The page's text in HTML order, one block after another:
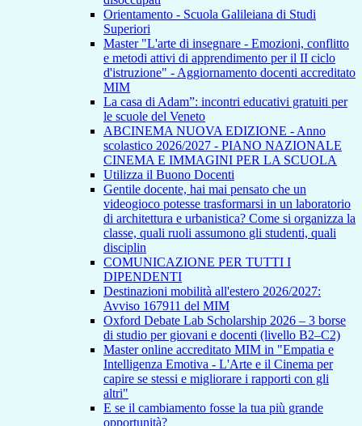
Orientamento - Scuola Galileiana di Studi
Superiori
Master "L'arte di insegnare - Emozioni, conflitto
e metodi attivi di apprendimento per il II ciclo
d'istruzione" - Aggiornamento docenti accreditato
MIM
La casa di Adam”: incontri educativi gratuiti per
le scuole del Veneto
ABCINEMA NUOVA EDIZIONE - Anno
scolastico 2026/2027 - PIANO NAZIONALE
CINEMA E IMMAGINI PER LA SCUOLA
Utilizza il Buono Docenti
Gentile docente, hai mai pensato che un
videogioco potesse trasformarsi in un laboratorio
di architettura e urbanistica? Come si organizza la
classe, quali ruoli assumono gli studenti, quali
disciplin
COMUNICAZIONE PER TUTTI I
DIPENDENTI
Destinazioni mobilità all'estero 2026/2027:
Avviso 167911 del MIM
Oxford Debate Lab Scholarship 2026 – 3 borse
di studio per giovani e docenti (livello B2–C2)
Master online accreditato MIM in "Empatia e
Intelligenza Emotiva - L'Arte e il Cinema per
capire se stessi e migliorare i rapporti con gli
altri"
E se il cambiamento fosse la tua più grande
opportunità?